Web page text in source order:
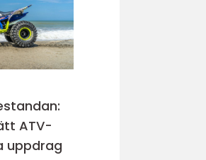
ATV-
uppdrag